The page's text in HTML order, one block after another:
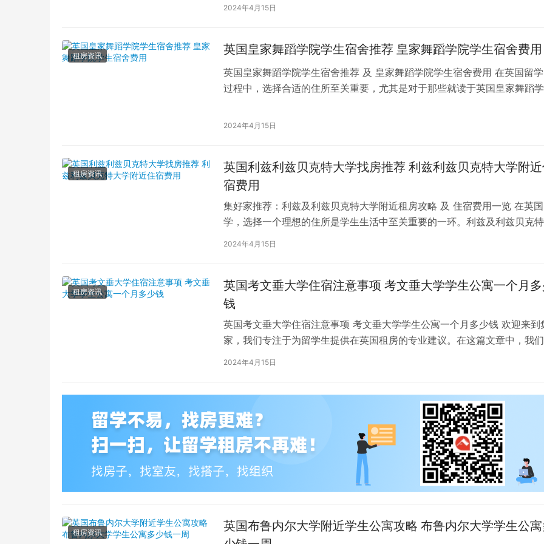
2024年4月15日
租房资讯 英国皇家舞蹈学院学生宿舍推荐 皇家舞蹈学院学生宿舍费用
英国皇家舞蹈学院学生宿舍推荐 及 皇家舞蹈学院学生宿舍费用 在英国留
过程中，选择合适的住所至关重要，尤其是对于那些就读于英国皇家舞蹈学
2024年4月15日
租房资讯
英国利兹利兹贝克特大学找房推荐 利兹利兹贝克特大学附
宿费用
集好家推荐：利兹及利兹贝克特大学附近租房攻略 及 住宿费用一览 在英
学，选择一个理想的住所是学生生活中至关重要的一环。利兹及利兹贝克特
学（以下简称利兹贝大）作为英国一所卓越的…
2024年4月15日
租房资讯
英国考文垂大学住宿注意事项 考文垂大学学生公寓一个月
钱
英国考文垂大学住宿注意事项 考文垂大学学生公寓一个月多少钱 欢迎来到
家，我们专注于为留学生提供在英国租房的专业建议。在这篇文章中，我们
深入探讨英国考文垂大学住宿的注意事项，以…
2024年4月15日
租房资讯
英国布鲁内尔大学附近学生公寓攻略 布鲁内尔大学学生公寓